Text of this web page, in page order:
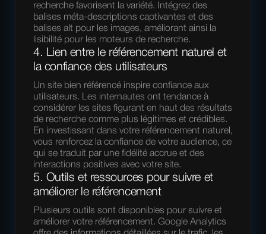
recherche favorisent la variété. Intégrez des
balises méta-descriptions captivantes et des
balises alt pour les images, améliorant ainsi la
lisibilité pour les moteurs de recherche.
4. Lien entre le référencement naturel et
la confiance des utilisateurs
Un site bien référencé inspire confiance aux
utilisateurs. Les internautes ont tendance à
considérer les sites figurant en haut des résultats
de recherche comme plus légitimes et crédibles.
En investissant dans votre référencement naturel,
vous renforcez la confiance de votre audience, ce
qui se traduit par une fidélité accrue et des
interactions positives avec votre site.
5. Outils et ressources pour suivre et
améliorer le référencement
Plusieurs outils sont disponibles pour suivre et
améliorer votre référencement. Google Analytics